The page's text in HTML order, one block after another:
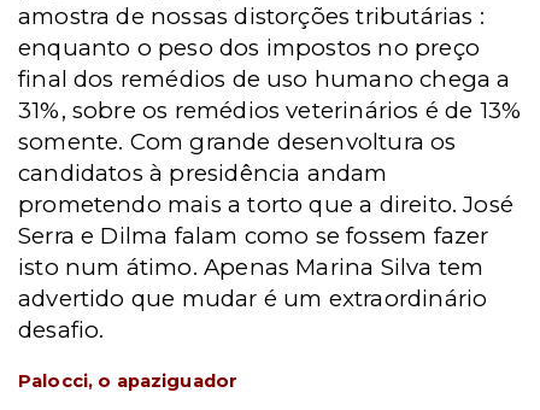
amostra de nossas distorções tributárias :
enquanto o peso dos impostos no preço
final dos remédios de uso humano chega a
31%, sobre os remédios veterinários é de 13%
somente. Com grande desenvoltura os
candidatos à presidência andam
prometendo mais a torto que a direito. José
Serra e Dilma falam como se fossem fazer
isto num átimo. Apenas Marina Silva tem
advertido que mudar é um extraordinário
desafio.
Palocci, o apaziguador